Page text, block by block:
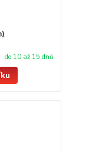
do 10 až 15 dnů